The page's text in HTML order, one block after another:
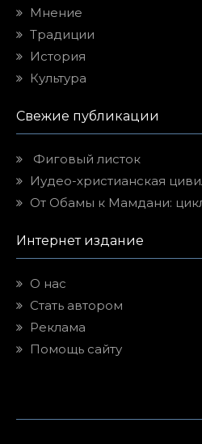
Мнение
Традиции
История
Культура
Свежие публикации
Фиговый листок
Иудео-христианская
От Обамы к Мамдани:
Интернет издание
О нас
Стать автором
Реклама
Помощь сайту